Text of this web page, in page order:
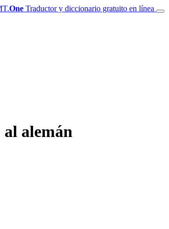
One Traductor y diccionario gratuito en línea
alemán